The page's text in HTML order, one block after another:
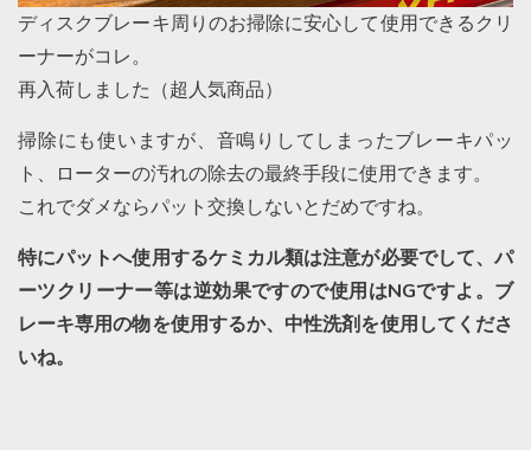
ディスクブレーキ周りのお掃除に安心して使用できるクリ
ーナーがコレ。
再入荷しました（超人気商品）
掃除にも使いますが、音鳴りしてしまったブレーキパッ
ト、ローターの汚れの除去の最終手段に使用できます。
これでダメならパット交換しないとだめですね。
特にパットへ使用するケミカル類は注意が必要でして、パ
ーツクリーナー等は逆効果ですので使用はNGですよ。ブ
レーキ専用の物を使用するか、中性洗剤を使用してくださ
いね。